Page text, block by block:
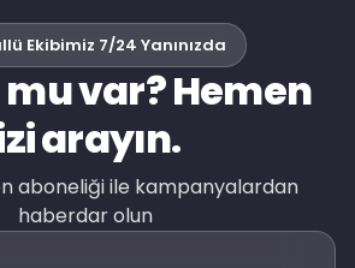
Ekibimiz 7/24 Yanınızda
var? Hemen
arayın.
aboneliği ile kampanyalardan
haberdar olun